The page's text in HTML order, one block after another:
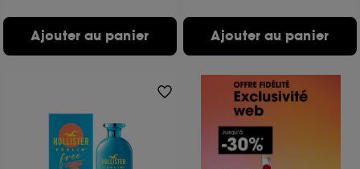
Ajouter au panier Ajouter au panier